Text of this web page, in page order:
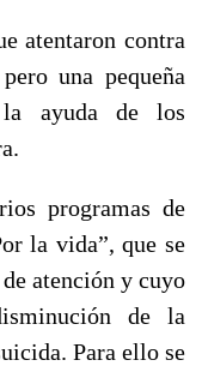
atentaron contra
una pequeña
ayuda de los
programas de
la vida”, que se
atención y cuyo
de la
Para ello se